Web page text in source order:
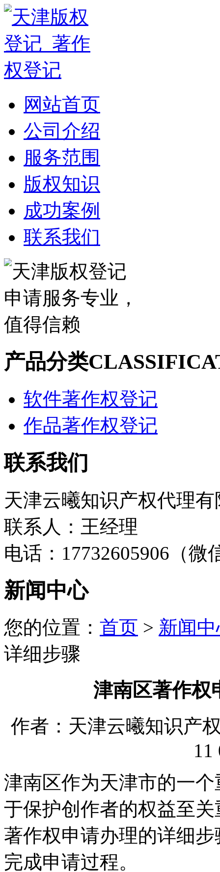
网站首页
公司介绍
服务范围
版权知识
成功案例
联系我们
产品分类
软件著作权登记
作品著作权登记
联系我们
天津云曦知识产权代理
联系人：王经理
电话：17732605906（微
新闻中心
您的位置： 首页 > 新闻
详细步骤
津南区著作权
作者：天津云曦知识产
11
津南区作为天津市的一
于保护创作者的权益至
著作权申请办理的详细
完成申请过程。